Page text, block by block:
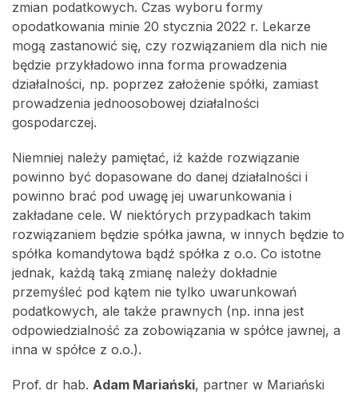
zmian podatkowych. Czas wyboru formy
opodatkowania minie 20 stycznia 2022 r. Lekarze
mogą zastanowić się, czy rozwiązaniem dla nich nie
będzie przykładowo inna forma prowadzenia
działalności, np. poprzez założenie spółki, zamiast
prowadzenia jednoosobowej działalności
gospodarczej.
Niemniej należy pamiętać, iż każde rozwiązanie
powinno być dopasowane do danej działalności i
powinno brać pod uwagę jej uwarunkowania i
zakładane cele. W niektórych przypadkach takim
rozwiązaniem będzie spółka jawna, w innych będzie to
spółka komandytowa bądź spółka z o.o. Co istotne
jednak, każdą taką zmianę należy dokładnie
przemyśleć pod kątem nie tylko uwarunkowań
podatkowych, ale także prawnych (np. inna jest
odpowiedzialność za zobowiązania w spółce jawnej, a
inna w spółce z o.o.).
Prof. dr hab. Adam Mariański, partner w Mariański